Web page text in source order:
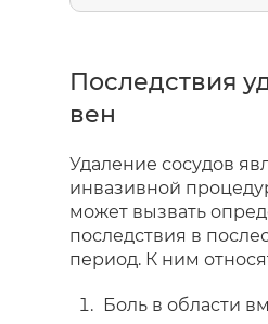
Последствия
вен
Удаление сосудов
инвазивной
может вызвать
последствия в
период. К ним
Боль в области